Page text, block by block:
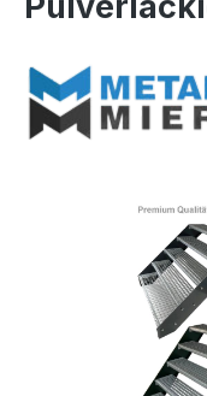
Bildergalerie